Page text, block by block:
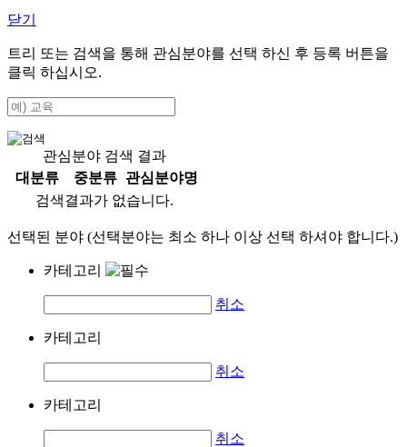
닫기
트리 또는 검색을 통해 관심분야를 선택 하신 후 등록 버튼을
클릭 하십시오.
관심분야 검색 결과
대분류
중분류
관심분야명
검색결과가 없습니다.
선택된 분야 (선택분야는 최소 하나 이상 선택 하셔야 합니다.)
카테고리
취소
카테고리
취소
카테고리
취소